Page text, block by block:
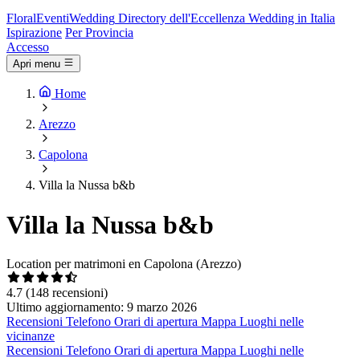
FloralEventiWedding Directory dell'Eccellenza Wedding in Italia
Ispirazione Per Provincia
Accesso
Apri menu
Home
Arezzo
Capolona
Villa la Nussa b&b
Villa la Nussa b&b
Location per matrimoni en Capolona (Arezzo)
4.7 (148 recensioni)
Ultimo aggiornamento: 9 marzo 2026
Recensioni Telefono Orari di apertura Mappa Luoghi nelle
vicinanze
Recensioni Telefono Orari di apertura Mappa Luoghi nelle